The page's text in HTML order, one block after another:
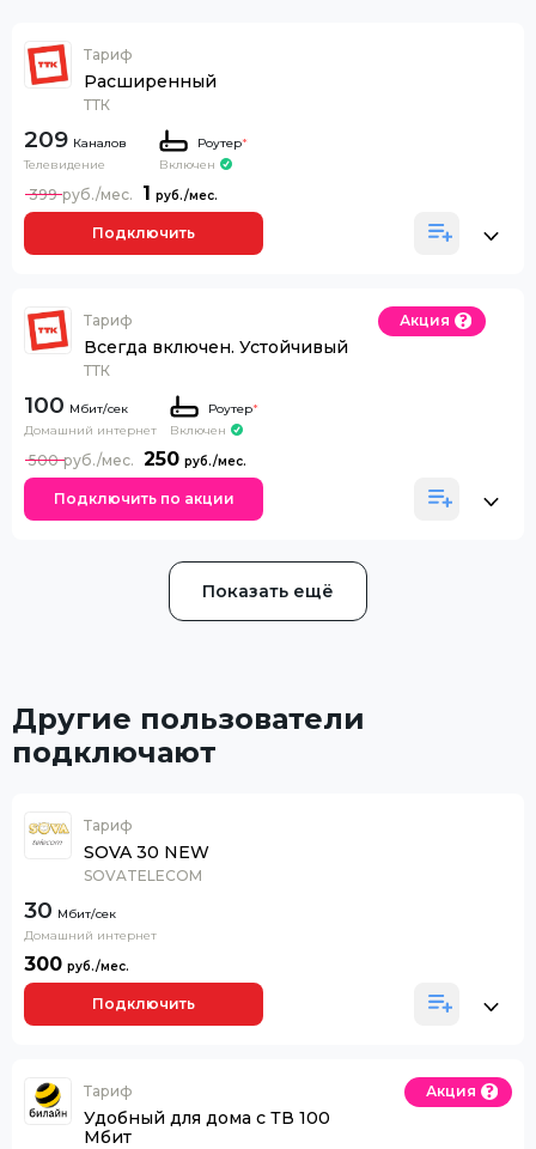
Тариф
Расширенный
ТТК
209 Каналов
Телевидение
Роутер*
Включен
1
399
Подключить
Тариф
Всегда включен. Устойчивый
ТТК
Акция
100
Домашний интернет
Роутер*
Включен
250
500
Подключить по акции
Показать ещё
Другие пользователи
подключают
Тариф
SOVA 30 NEW
SOVATELECOM
30
Домашний интернет
300
Подключить
Тариф
Удобный для дома с ТВ 100
Мбит
Акция